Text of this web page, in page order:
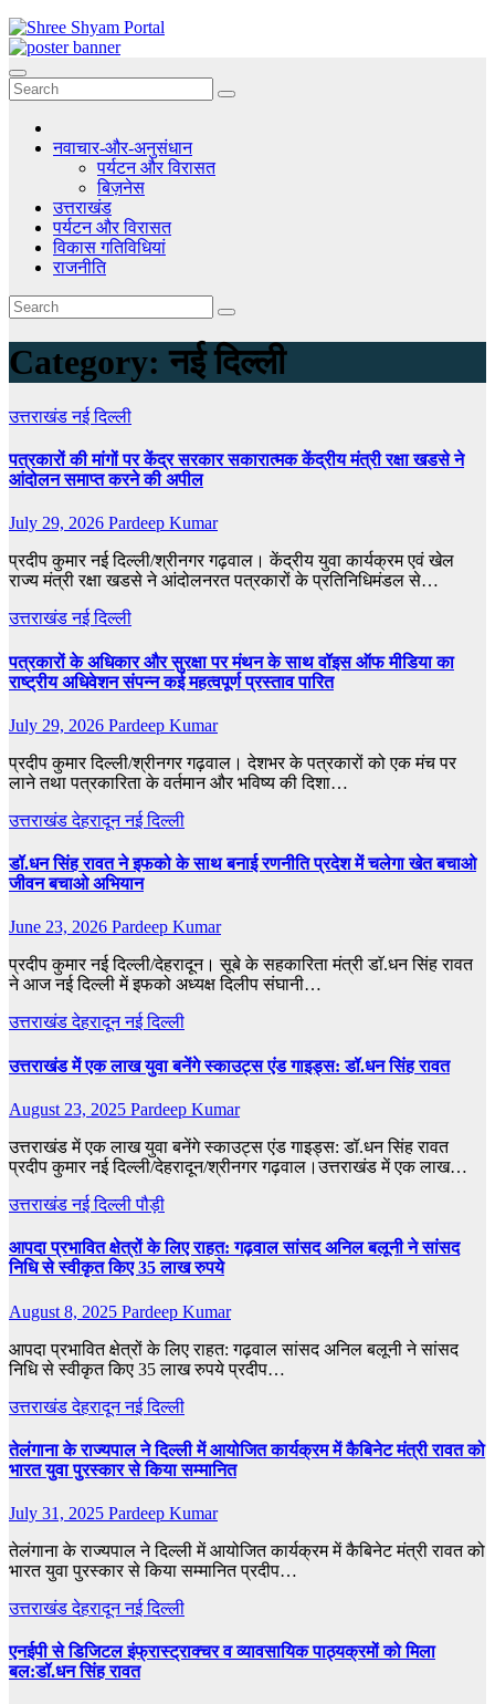
Skip
to
content
नवाचार-और-अनुसंधान
पर्यटन और विरासत
बिज़नेस
उत्तराखंड
पर्यटन और विरासत
विकास गतिविधियां
राजनीति
Category: नई दिल्ली
उत्तराखंडनई दिल्ली
पत्रकारों की मांगों पर केंद्र सरकार सकारात्मक केंद्रीय मंत्री रक्षा खडसे ने
आंदोलन समाप्त करने की अपील
July 29, 2026 Pardeep Kumar
प्रदीप कुमार नई दिल्ली/श्रीनगर गढ़वाल। केंद्रीय युवा कार्यक्रम एवं खेल
राज्य मंत्री रक्षा खडसे ने आंदोलनरत पत्रकारों के प्रतिनिधिमंडल से…
उत्तराखंडनई दिल्ली
पत्रकारों के अधिकार और सुरक्षा पर मंथन के साथ वॉइस ऑफ मीडिया का
राष्ट्रीय अधिवेशन संपन्न कई महत्वपूर्ण प्रस्ताव पारित
July 29, 2026 Pardeep Kumar
प्रदीप कुमार दिल्ली/श्रीनगर गढ़वाल। देशभर के पत्रकारों को एक मंच पर
लाने तथा पत्रकारिता के वर्तमान और भविष्य की दिशा…
उत्तराखंडदेहरादूननई दिल्ली
डॉ.धन सिंह रावत ने इफको के साथ बनाई रणनीति प्रदेश में चलेगा खेत बचाओ
जीवन बचाओ अभियान
June 23, 2026 Pardeep Kumar
प्रदीप कुमार नई दिल्ली/देहरादून। सूबे के सहकारिता मंत्री डाॅ.धन सिंह रावत
ने आज नई दिल्ली में इफको अध्यक्ष दिलीप संघानी…
उत्तराखंडदेहरादूननई दिल्ली
उत्तराखंड में एक लाख युवा बनेंगे स्काउट्स एंड गाइड्स: डॉ.धन सिंह रावत
August 23, 2025 Pardeep Kumar
उत्तराखंड में एक लाख युवा बनेंगे स्काउट्स एंड गाइड्स: डॉ.धन सिंह रावत
प्रदीप कुमार नई दिल्ली/देहरादून/श्रीनगर गढ़वाल।उत्तराखंड में एक लाख…
उत्तराखंडनई दिल्लीपौड़ी
आपदा प्रभावित क्षेत्रों के लिए राहत: गढ़वाल सांसद अनिल बलूनी ने सांसद
निधि से स्वीकृत किए 35 लाख रुपये
August 8, 2025 Pardeep Kumar
आपदा प्रभावित क्षेत्रों के लिए राहत: गढ़वाल सांसद अनिल बलूनी ने सांसद
निधि से स्वीकृत किए 35 लाख रुपये प्रदीप…
उत्तराखंडदेहरादूननई दिल्ली
तेलंगाना के राज्यपाल ने दिल्ली में आयोजित कार्यक्रम में कैबिनेट मंत्री रावत को
भारत युवा पुरस्कार से किया सम्मानित
July 31, 2025 Pardeep Kumar
तेलंगाना के राज्यपाल ने दिल्ली में आयोजित कार्यक्रम में कैबिनेट मंत्री रावत को
भारत युवा पुरस्कार से किया सम्मानित प्रदीप…
उत्तराखंडदेहरादूननई दिल्ली
एनईपी से डिजिटल इंफ्रास्ट्राक्चर व व्यावसायिक पाठ्यक्रमों को मिला
बल:डॉ.धन सिंह रावत